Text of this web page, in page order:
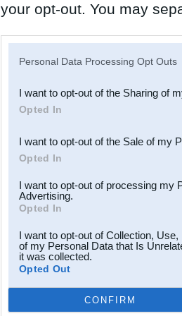
your opt-out. You may
Downstream Participants
third parties.
Personal Data Processing Opt Outs
I want to opt-out of the Sharing of
Opted In
I want to opt-out of the Sale of my
Opted In
I want to opt-out of processing my
Advertising.
Opted In
I want to opt-out of Collection,
of my Personal Data that Is
it was collected.
Opted Out
CONFIRM